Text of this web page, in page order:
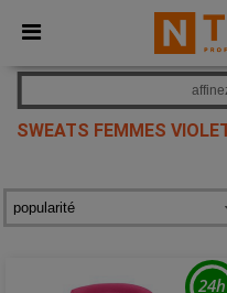
× Appli Ntextil
Meilleurs prix sur
SWEATS FEMMES